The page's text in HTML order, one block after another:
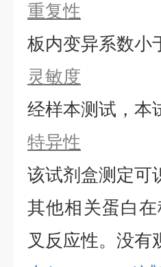
重复性
板内变异系数小
灵敏度
经样本测试，本
特异性
该试剂盒测定可
其他相关蛋白
叉反应性。没有